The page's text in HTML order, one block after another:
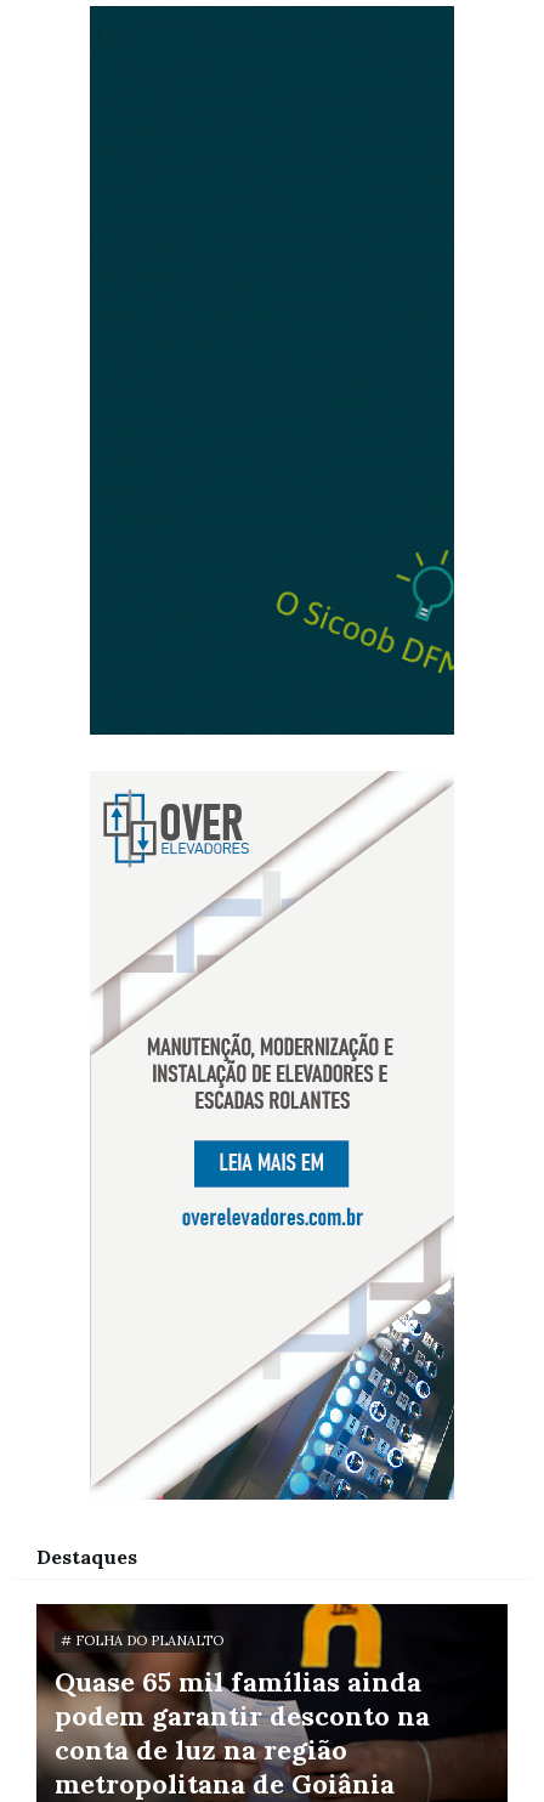
Destaques
# FOLHA DO PLANALTO
Quase 65 mil famílias ainda
podem garantir desconto na
conta de luz na região
metropolitana de Goiânia